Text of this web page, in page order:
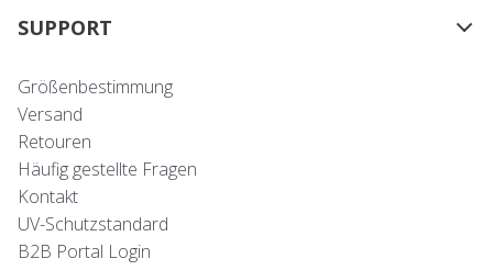
SUPPORT
Größenbestimmung
Versand
Retouren
Häufig gestellte Fragen
Kontakt
UV-Schutzstandard
B2B Portal Login